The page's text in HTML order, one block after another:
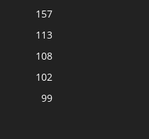
157
113
108
102
99